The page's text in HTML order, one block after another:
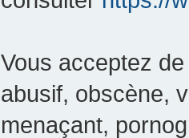
Vous acceptez
abusif, obscène,
menaçant,